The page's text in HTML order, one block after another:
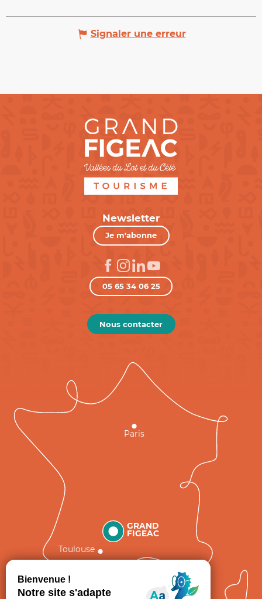
Signaler une erreur
Newsletter
Je m'abonne
05 65 34 06 25
Nous contacter
GRAND
FIGEAC
Toulouse
Paris